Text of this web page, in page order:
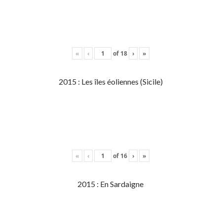
« ‹ of 18 › »
2015 : Les îles éoliennes (Sicile)
« ‹ of 16 › »
2015 : En Sardaigne